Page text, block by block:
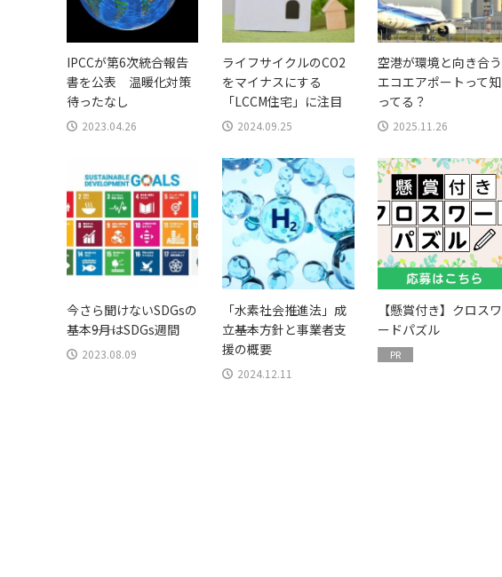
IPCCが第6次統合報告
書を公表 温暖化対策
待ったなし
2023.04.26
ライフサイクルのCO2
をマイナスにする
「LCCM住宅」に注目
2024.09.25
空港が環境と向き合う
エコエアポートって知
ってる？
2025.11.26
今さら聞けないSDGsの
基本――9月はSDGs週間
2023.08.09
「水素社会推進法」成
立――基本方針と事業者支
援の概要
2024.12.11
【懸賞付き】クロスワ
ードパズル
PR